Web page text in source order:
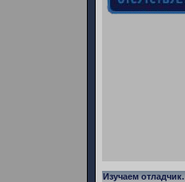
Изучаем отладчик.